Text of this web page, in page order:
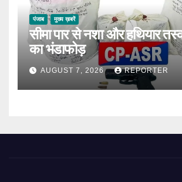
पंजाब मुख्य ख़बरें
सीमा पार से नशा और हथियार
का भंडाफोड़
AUGUST 7, 2026 REPORTER